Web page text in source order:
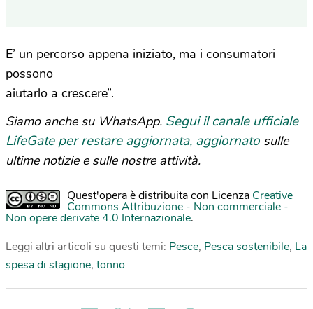
E’ un percorso appena iniziato, ma i consumatori
possono
aiutarlo a crescere”.
Siamo anche su WhatsApp. Segui il canale ufficiale
LifeGate per restare aggiornata, aggiornato sulle
ultime notizie e sulle nostre attività.
Quest'opera è distribuita con Licenza Creative
Commons Attribuzione - Non commerciale -
Non opere derivate 4.0 Internazionale.
Leggi altri articoli su questi temi: Pesce, Pesca sostenibile, La
spesa di stagione, tonno